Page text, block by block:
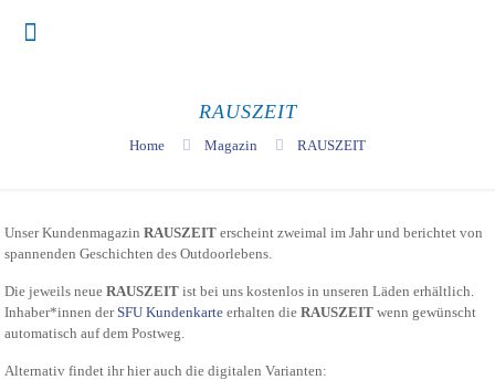
RAUSZEIT
Home Magazin RAUSZEIT
Unser KundenmagazinRAUSZEIT erscheint zweimal im Jahr und berichtet von
spannenden Geschichten des Outdoorlebens.
Die jeweils neueRAUSZEIT ist bei uns kostenlos in unseren Läden erhältlich.
Inhaber*innen derSFU Kundenkarte erhalten dieRAUSZEIT wenn gewünscht
automatisch auf dem Postweg.
Alternativ findet ihr hier auch die digitalen Varianten: